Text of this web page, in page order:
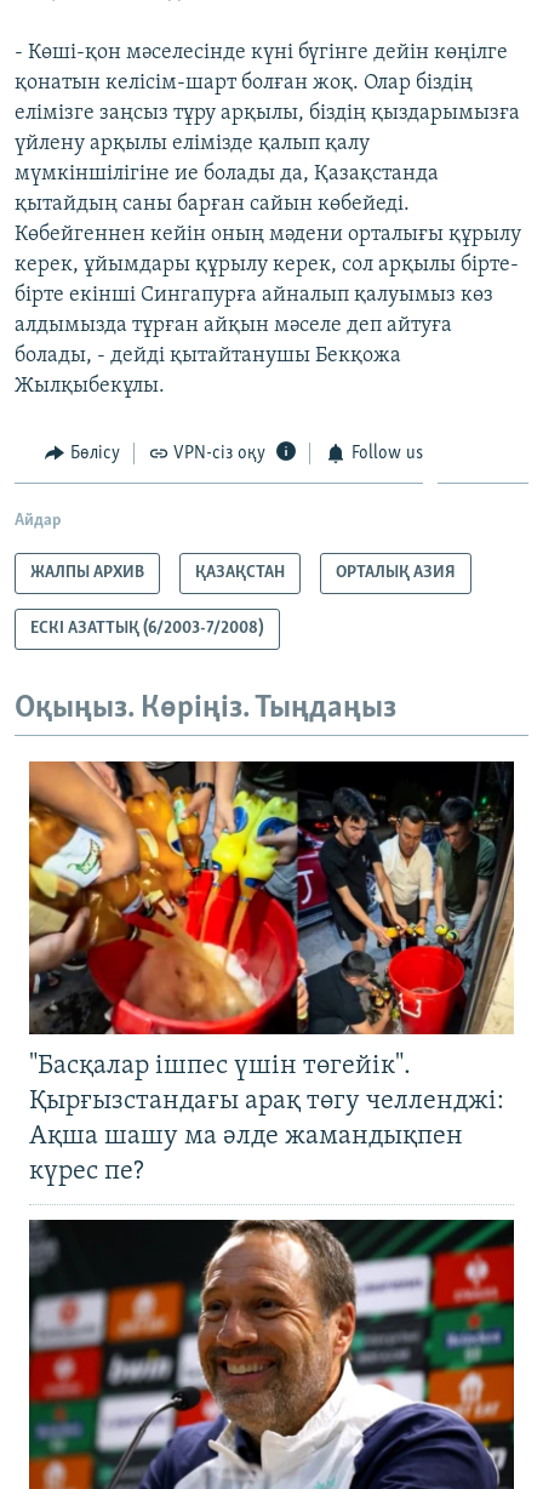
- Көші-қон мәселесінде күні бүгінге дейін көңілге
қонатын келісім-шарт болған жоқ. Олар біздің
елімізге заңсыз тұру арқылы, біздің қыздарымызға
үйлену арқылы елімізде қалып қалу
мүмкіншілігіне ие болады да, Қазақстанда
қытайдың саны барған сайын көбейеді.
Көбейгеннен кейін оның мәдени орталығы құрылу
керек, ұйымдары құрылу керек, сол арқылы бірте-
бірте екінші Сингапурға айналып қалуымыз көз
алдымызда тұрған айқын мәселе деп айтуға
болады, - дейді қытайтанушы Бекқожа
Жылқыбекұлы.
Бөлісу VPN-сіз оқу Follow us
Айдар
ЖАЛПЫ АРХИВ ҚАЗАҚСТАН ОРТАЛЫҚ АЗИЯ
ЕСКІ АЗАТТЫҚ (6/2003-7/2008)
Оқыңыз. Көріңіз. Тыңдаңыз
"Басқалар ішпес үшін төгейік".
Қырғызстандағы арақ төгу челленджі:
Ақша шашу ма әлде жамандықпен
күрес пе?